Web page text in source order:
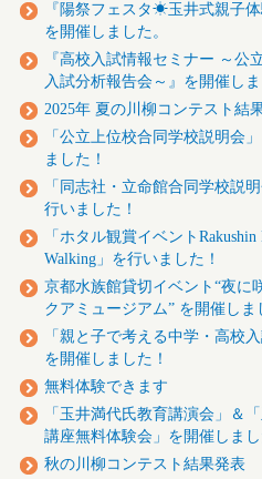
『陽祭フェスタ☀玉井式親子体
を開催しました。
『高校入試情報セミナー ～公
入試分析報告会～』を開催しま
2025年 夏の川柳コンテスト結
「公立上位校合同学校説明会
ました！
「同志社・立命館合同学校説
行いました！
「ホタル観賞イベントRakushin
Walking」を行いました！
京都水族館貸切イベント“夜に
クアミュージアム” を開催しま
「親と子で考える中学・高校入
を開催しました！
無料体験できます
「玉井満代氏教育講演会」＆
講座無料体験会」を開催しまし
秋の川柳コンテスト結果発表